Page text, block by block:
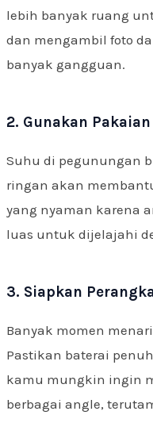
lebih banyak ruang
dan mengambil foto
banyak gangguan.
2. Gunakan
Suhu di pegunungan
ringan akan
yang nyaman karena
luas untuk dijelajahi
3. Siapkan
Banyak momen
Pastikan baterai
kamu mungkin ingin
berbagai angle,